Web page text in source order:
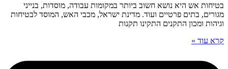
בטיחות אש היא נושא חשוב ביותר במקומות עבודה, מוסדות, בנייני
מגורים, בתים פרטיים ועוד. מדינת ישראל, מכבי האש, המוסד לבטיחות
וגיהות ומכון התקנים התקינו תקנות
קרא עוד »